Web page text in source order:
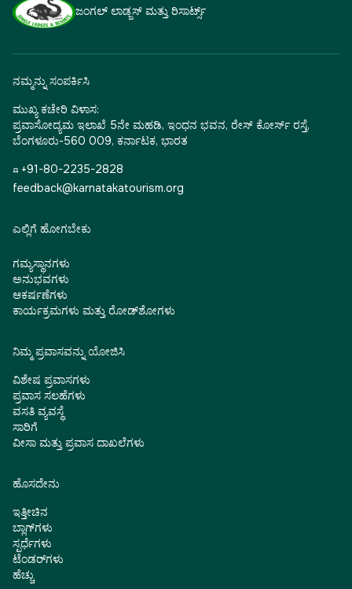
ಜಂಗಲ್ ಲಾಡ್ಜಸ್ ಮತ್ತು ರಿಸಾರ್ಟ್ಸ್
ನಮ್ಮನ್ನು ಸಂಪರ್ಕಿಸಿ
ಮುಖ್ಯ ಕಚೇರಿ ವಿಳಾಸ:
ಪ್ರವಾಸೋದ್ಯಮ ಇಲಾಖೆ 5ನೇ ಮಹಡಿ, ಇಂಧನ ಭವನ, ರೇಸ್ ಕೋರ್ಸ್ ರಸ್ತೆ,
ಬೆಂಗಳೂರು-560 009, ಕರ್ನಾಟಕ, ಭಾರತ
☎ +91-80-2235-2828
feedback@karnatakatourism.org
ಎಲ್ಲಿಗೆ ಹೋಗಬೇಕು
ಗಮ್ಯಸ್ಥಾನಗಳು
ಅನುಭವಗಳು
ಆಕರ್ಷಣೆಗಳು
ಕಾರ್ಯಕ್ರಮಗಳು ಮತ್ತು ರೋಡ್‌ಶೋಗಳು
ನಿಮ್ಮ ಪ್ರವಾಸವನ್ನು ಯೋಜಿಸಿ
ವಿಶೇಷ ಪ್ರವಾಸಗಳು
ಪ್ರವಾಸ ಸಲಹೆಗಳು
ವಸತಿ ವ್ಯವಸ್ಥೆ
ಸಾರಿಗೆ
ವೀಸಾ ಮತ್ತು ಪ್ರವಾಸ ದಾಖಲೆಗಳು
ಹೊಸದೇನು
ಇತ್ತೀಚಿನ
ಬ್ಲಾಗ್‌ಗಳು
ಸ್ಪರ್ಧೆಗಳು
ಟೆಂಡರ್‌ಗಳು
ಹೆಚ್ಚು